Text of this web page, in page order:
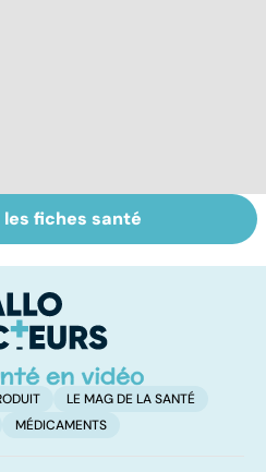
Anémie :
symptômes,
traitements
fiches santé
LE MAG DE LA SANTÉ
MÉDICAMENTS